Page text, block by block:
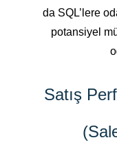
da SQL’lere
potansiyel
Satış